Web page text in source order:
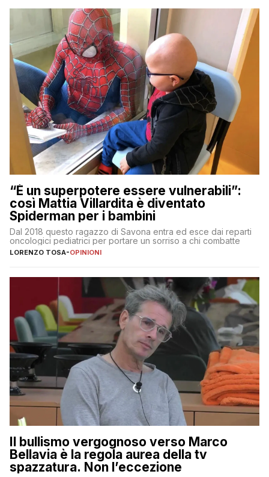
“È un superpotere essere vulnerabili”:
così Mattia Villardita è diventato
Spiderman per i bambini
Dal 2018 questo ragazzo di Savona entra ed esce dai reparti
oncologici pediatrici per portare un sorriso a chi combatte
LORENZO TOSA-OPINIONI
Il bullismo vergognoso verso Marco
Bellavia è la regola aurea della tv
spazzatura. Non l’eccezione